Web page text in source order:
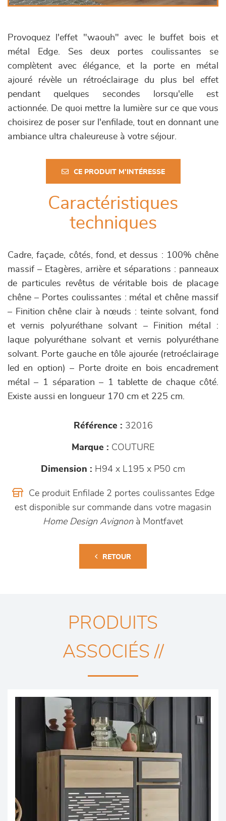
Provoquez l'effet "waouh" avec le buffet bois et
métal Edge. Ses deux portes coulissantes se
complètent avec élégance, et la porte en métal
ajouré révèle un rétroéclairage du plus bel effet
pendant quelques secondes lorsqu'elle est
actionnée. De quoi mettre la lumière sur ce que vous
choisirez de poser sur l'enfilade, tout en donnant une
ambiance ultra chaleureuse à votre séjour.
CE PRODUIT M'INTÉRESSE
Caractéristiques
techniques
Cadre, façade, côtés, fond, et dessus : 100% chêne
massif – Etagères, arrière et séparations : panneaux
de particules revêtus de véritable bois de placage
chêne – Portes coulissantes : métal et chêne massif
– Finition chêne clair à nœuds : teinte solvant, fond
et vernis polyuréthane solvant – Finition métal :
laque polyuréthane solvant et vernis polyuréthane
solvant. Porte gauche en tôle ajourée (retroéclairage
led en option) – Porte droite en bois encadrement
métal – 1 séparation – 1 tablette de chaque côté.
Existe aussi en longueur 170 cm et 225 cm.
Référence : 32016
Marque : COUTURE
Dimension : H94 x L195 x P50 cm
Ce produit Enfilade 2 portes coulissantes Edge
est disponible sur commande dans votre magasin
Home Design Avignonà Montfavet
RETOUR
PRODUITS
ASSOCIÉS //